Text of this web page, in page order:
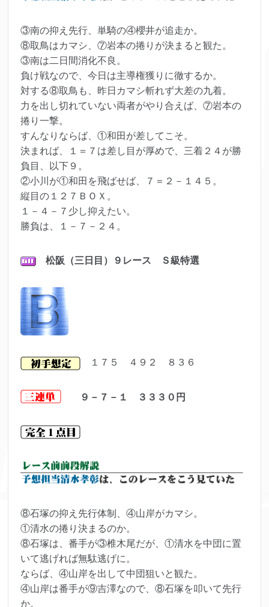
③南の抑え先行、単騎の④櫻井が追走か。
⑧取鳥はカマシ、⑦岩本の捲りが決まると観た。
③南は二日間消化不良。
負け戦なので、今日は主導権獲りに徹するか。
対する⑧取鳥も、昨日カマシ斬れず大差の九着。
力を出し切れていない両者がやり合えば、⑦岩本の
捲り一撃。
すんなりならば、①和田が差してこそ。
決まれば、１＝７は差し目が厚めで、三着２４が勝
負目、以下９。
②小川が①和田を飛ばせば、７＝２－１４５。
縦目の１２７ＢＯＸ。
１－４－７少し抑えたい。
勝負は、１－７－２４。
松阪（三日目）９レース Ｓ級特選
１７５ ４９２ ８３６
９－７－１ ３３３０円
⑧石塚の抑え先行体制、④山岸がカマシ。
①清水の捲り決まるのか。
⑧石塚は、番手が③椎木尾だが、①清水を中団に置
いて逃げれば無駄逃げに。
ならば、④山岸を出して中団狙いと観た。
④山岸は番手が⑨吉澤なので、⑧石塚を叩いて先行
か。